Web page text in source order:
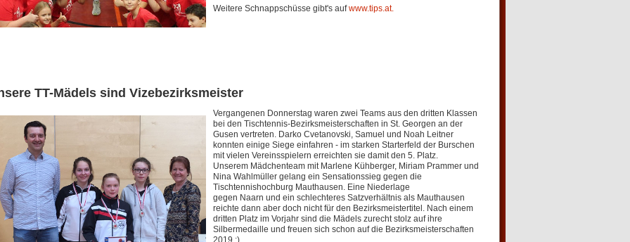
Weitere Schnappschüsse gibt's aufwww.tips.at.
TT-Mädels sind Vizebezirksmeister
Vergangenen Donnerstag waren zwei Teams aus den dritten Klassen
bei den Tischtennis-Bezirksmeisterschaften in St. Georgen an der
Gusen vertreten. Darko Cvetanovski, Samuel und Noah Leitner
konnten einige Siege einfahren - im starken Starterfeld der Burschen
mit vielen Vereinsspielern erreichten sie damit den 5. Platz.
Unserem Mädchenteam mit Marlene Kühberger, Miriam Prammer und
Nina Wahlmüller gelang ein Sensationssieg gegen die
Tischtennishochburg Mauthausen. Eine Niederlage
gegen Naarn und ein schlechteres Satzverhältnis als Mauthausen
reichte dann aber doch nicht für den Bezirksmeistertitel. Nach einem
dritten Platz im Vorjahr sind die Mädels zurecht stolz auf ihre
Silbermedaille und freuen sich schon auf die Bezirksmeisterschaften